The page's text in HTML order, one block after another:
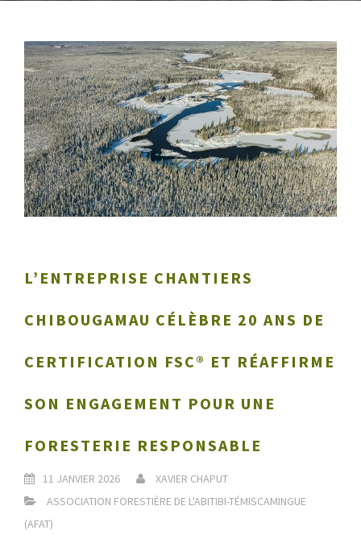
L’ENTREPRISE CHANTIERS
CHIBOUGAMAU CÉLÈBRE 20 ANS DE
CERTIFICATION FSC® ET RÉAFFIRME
SON ENGAGEMENT POUR UNE
FORESTERIE RESPONSABLE
11 JANVIER 2026
XAVIER CHAPUT
ASSOCIATION FORESTIÈRE DE L'ABITIBI-TÉMISCAMINGUE
(AFAT)